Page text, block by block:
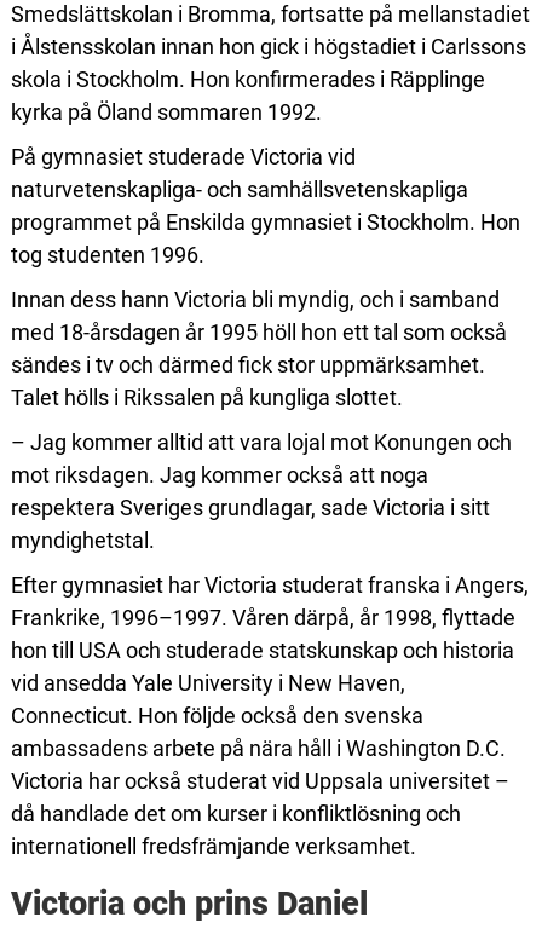
Smedslättskolan i Bromma, fortsatte på mellanstadiet
i Ålstensskolan innan hon gick i högstadiet i Carlssons
skola i Stockholm. Hon konfirmerades i Räpplinge
kyrka på Öland sommaren 1992.
På gymnasiet studerade Victoria vid
naturvetenskapliga- och samhälls­vetenskapliga
programmet på Enskilda gymnasiet i Stockholm. Hon
tog studenten 1996.
Innan dess hann Victoria bli myndig, och i samband
med 18-årsdagen år 1995 höll hon ett tal som också
sändes i tv och därmed fick stor uppmärksamhet.
Talet hölls i Rikssalen på kungliga slottet.
– Jag kommer alltid att vara lojal mot Konungen och
mot riksdagen. Jag kommer också att noga
respektera Sveriges grundlagar, sade Victoria i sitt
myndighetstal.
Efter gymnasiet har Victoria studerat franska i Angers,
Frankrike, 1996–1997. Våren därpå, år 1998, flyttade
hon till USA och studerade statskunskap och historia
vid ansedda Yale University i New Haven,
Connecticut. Hon följde också den svenska
ambassadens arbete på nära håll i Washington D.C.
Victoria har också studerat vid Uppsala universitet –
då handlade det om kurser i konfliktlösning och
internationell fredsfrämjande verksamhet.
Victoria och prins Daniel